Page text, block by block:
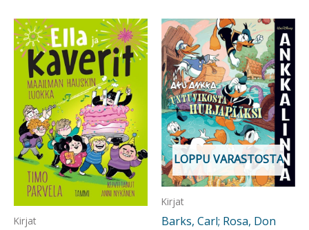
Kirjat
LOPPU VARASTOSTA
Kirjat
Barks, Carl; Rosa, Don